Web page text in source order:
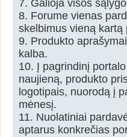
7. Galioja visos
8. Forume vienas
skelbimus vieną kartą
9. Produkto
kalba.
10. Į pagrindinį
naujieną, produkto
logotipais, nuorodą į
mėnesį.
11. Nuolatiniai
aptarus konkrečias